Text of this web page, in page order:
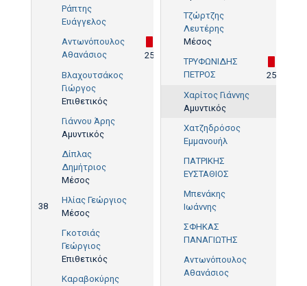
Ράπτης
Ευάγγελος
Αντωνόπουλος
Αθανάσιος
25'
Βλαχουτσάκος
Γιώργος
Επιθετικός
Γιάννου Άρης
Αμυντικός
Δίπλας
Δημήτριος
Μέσος
38
Ηλίας Γεώργιος
Μέσος
Γκοτσιάς
Γεώργιος
Επιθετικός
Καραβοκύρης
Τζώρτζης
Λευτέρης
Μέσος
ΤΡΥΦΩΝΙΔΗΣ
ΠΕΤΡΟΣ
25'
Χαρίτος Γιάννης
Αμυντικός
Χατζηδρόσος
Εμμανουήλ
ΠΑΤΡΙΚΗΣ
ΕΥΣΤΑΘΙΟΣ
Μπενάκης
Ιωάννης
ΣΦΗΚΑΣ
ΠΑΝΑΓΙΩΤΗΣ
Αντωνόπουλος
Αθανάσιος